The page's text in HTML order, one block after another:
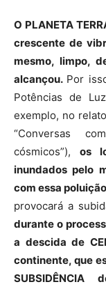
O PLANETA
crescente de
mesmo, limpo,
alcançou. Por
Potências de
exemplo, no
“Conversas
cósmicos”), os
inundados pelo
com essa
provocará a
durante o
a descida de
continente, que